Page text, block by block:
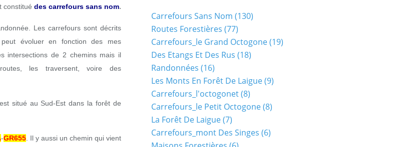
constitué des carrefours sans nom.
Les carrefours sont décrits
évoluer en fonction des mes
intersections de 2 chemins mais il
les traversent, voire des
situé au Sud-Est dans la forêt de
-GR655. Il y aussi un chemin qui vient
Carrefours Sans Nom (130)
Routes Forestières (77)
Carrefours_le Grand Octogone(19)
Des Etangs Et Des Rus (18)
Randonnées (16)
Les Monts En Forêt De Laigue(9)
Carrefours_l'octogonet(8)
Carrefours_le Petit Octogone(8)
La Forêt De Laigue(7)
Carrefours_mont Des Singes (6)